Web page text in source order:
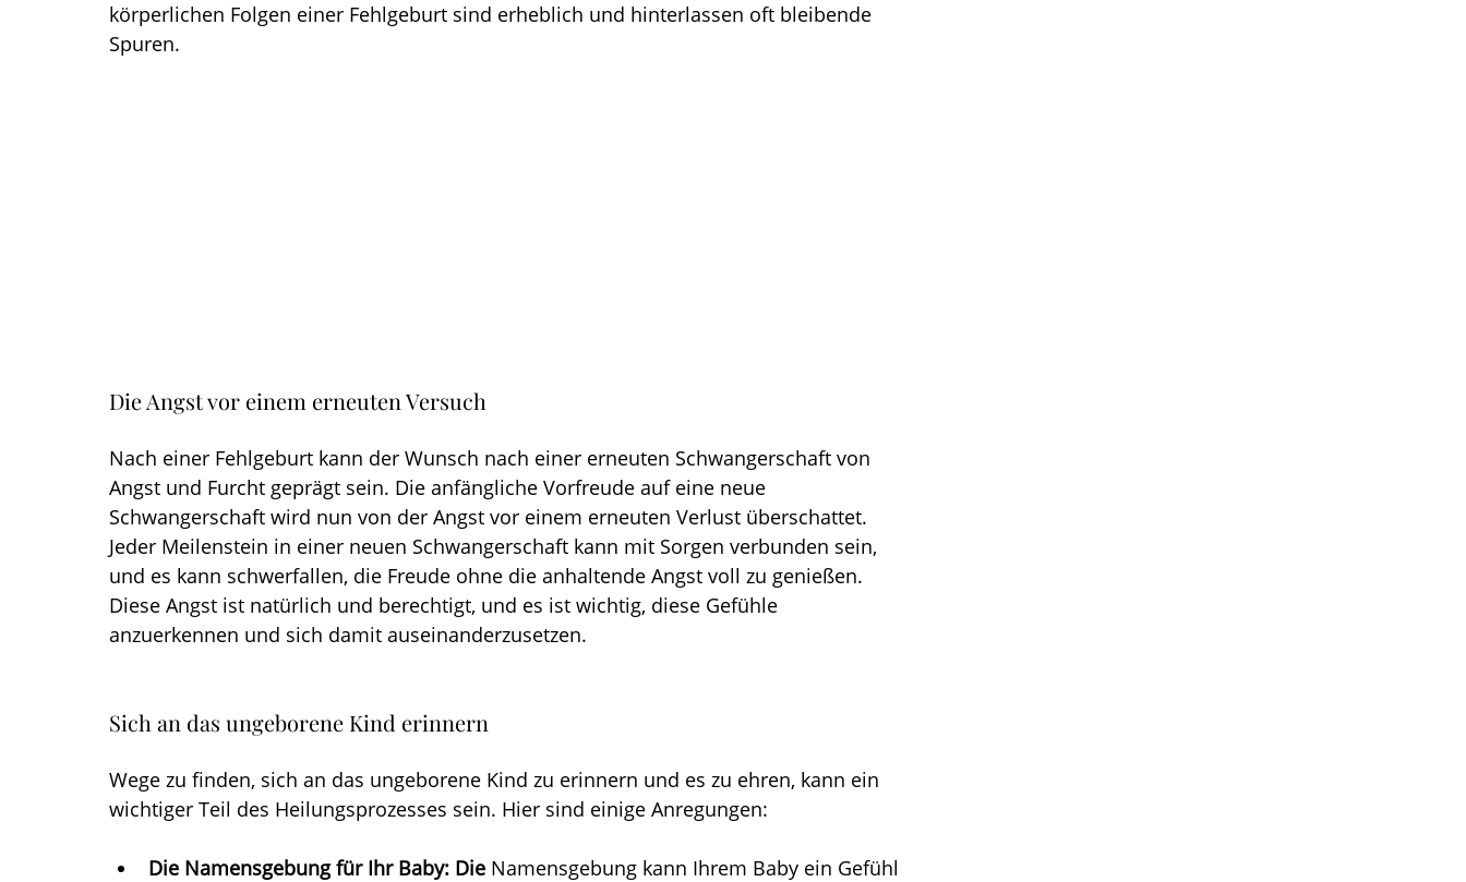
körperlichen Folgen einer Fehlgeburt sind erheblich und hinterlassen oft bleibende
Spuren.
Die Angst vor einem erneuten Versuch
Nach einer Fehlgeburt kann der Wunsch nach einer erneuten Schwangerschaft von
Angst und Furcht geprägt sein. Die anfängliche Vorfreude auf eine neue
Schwangerschaft wird nun von der Angst vor einem erneuten Verlust überschattet.
Jeder Meilenstein in einer neuen Schwangerschaft kann mit Sorgen verbunden sein,
und es kann schwerfallen, die Freude ohne die anhaltende Angst voll zu genießen.
Diese Angst ist natürlich und berechtigt, und es ist wichtig, diese Gefühle
anzuerkennen und sich damit auseinanderzusetzen.
Sich an das ungeborene Kind erinnern
Wege zu finden, sich an das ungeborene Kind zu erinnern und es zu ehren, kann ein
wichtiger Teil des Heilungsprozesses sein. Hier sind einige Anregungen:
Die Namensgebung für Ihr Baby: Die Namensgebung kann Ihrem Baby ein Gefühl